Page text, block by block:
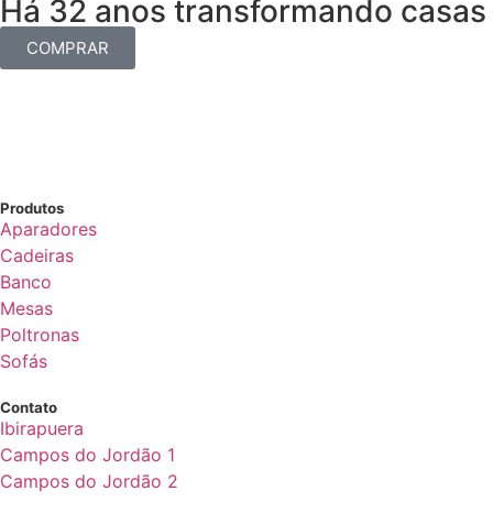
Há 32 anos transformando
COMPRAR
Produtos
Aparadores
Cadeiras
Banco
Mesas
Poltronas
Sofás
Contato
Ibirapuera
Campos do Jordão 1
Campos do Jordão 2